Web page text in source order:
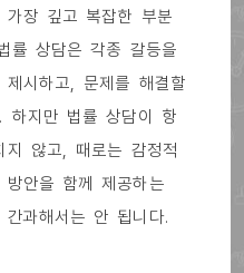
장 깊고 복잡한 부분
률 상담은 각종 갈등을
시하고, 문제를 해결할
하지만 법률 상담이 항
않고, 때로는 감정적
안을 함께 제공하는
과해서는 안 됩니다.